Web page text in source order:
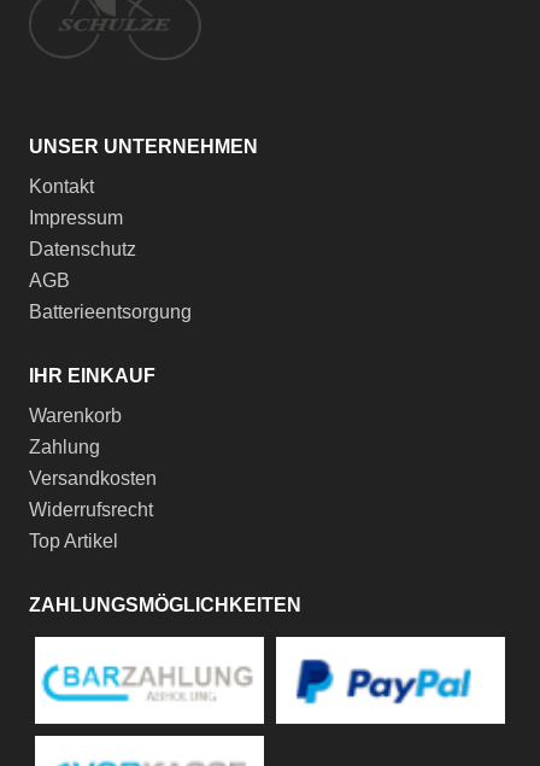
UNSER UNTERNEHMEN
Kontakt
Impressum
Datenschutz
AGB
Batterieentsorgung
IHR EINKAUF
Warenkorb
Zahlung
Versandkosten
Widerrufsrecht
Top Artikel
ZAHLUNGSMÖGLICHKEITEN